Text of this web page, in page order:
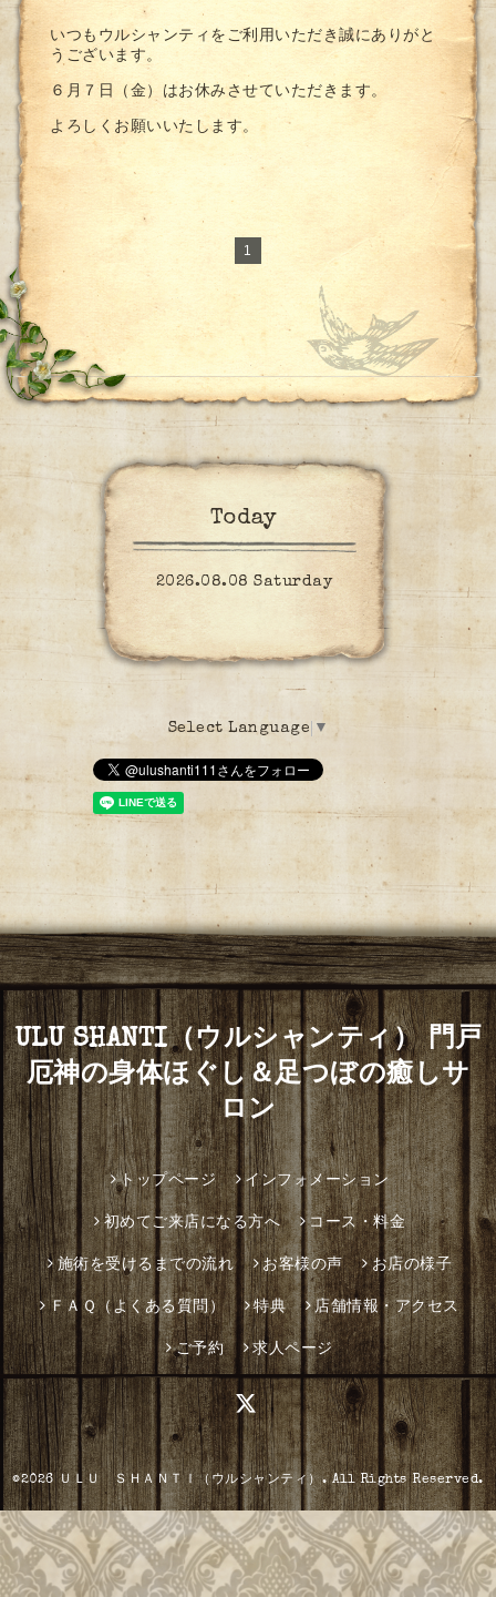
いつもウルシャンティをご利用いただき誠にありがと
うございます。
６月７日（金）はお休みさせていただきます。
よろしくお願いいたします。
1
Today
2026.08.08 Saturday
Select Language ▼
ULU SHANTI（ウルシャンティ） 門戸
厄神の身体ほぐし＆足つぼの癒しサ
ロン
トップページ インフォメーション
初めてご来店になる方へ コース・料金
施術を受けるまでの流れ お客様の声 お店の様子
ＦＡＱ（よくある質問） 特典 店舗情報・アクセス
ご予約 求人ページ
©2026ＵＬＵ ＳＨＡＮＴＩ（ウルシャンティ）. All Rights Reserved.